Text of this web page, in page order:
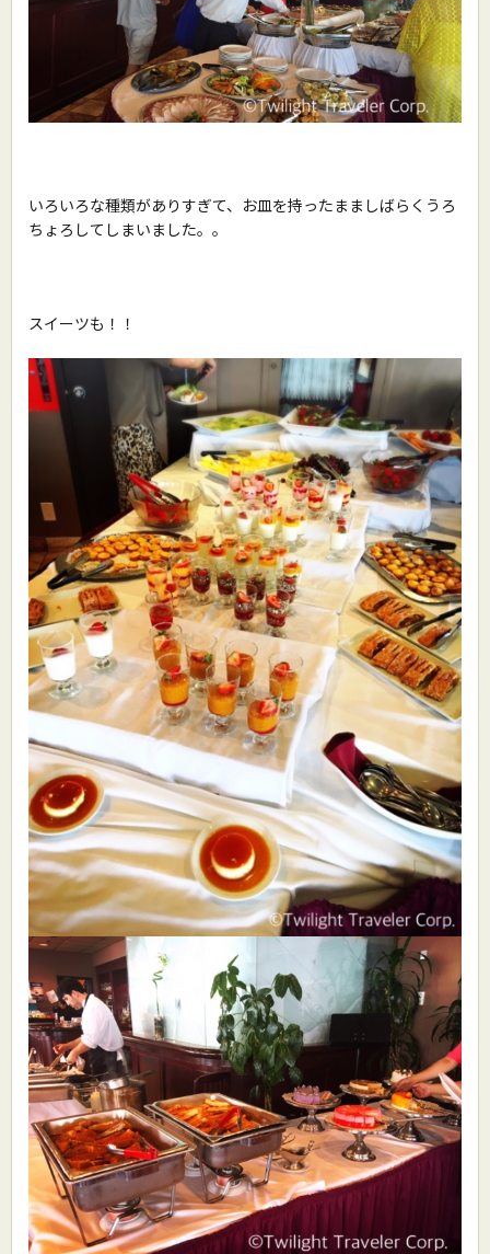
いろいろな種類がありすぎて、お皿を持ったまましばらくうろ
ちょろしてしまいました。。
スイーツも！！